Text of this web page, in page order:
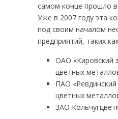
самом конце прошло
Уже в 2007 году эта
под своим началом
предприятий, таких
ОАО «Кировский
цветных
ПАО
цветных
ЗАО